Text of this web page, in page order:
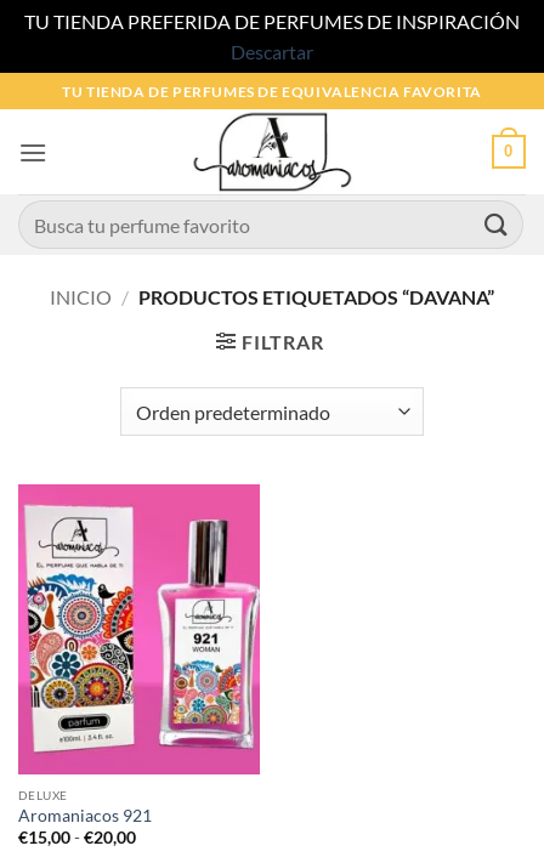
TU TIENDA PREFERIDA DE PERFUMES DE INSPIRACIÓN
Descartar
al
contenido
TU TIENDA DE PERFUMES DE EQUIVALENCIA FAVORITA
0
Buscar
por:
INICIO / PRODUCTOS ETIQUETADOS “DAVANA”
FILTRAR
DELUXE
Aromaniacos 921
€15,00 - €20,00Rango